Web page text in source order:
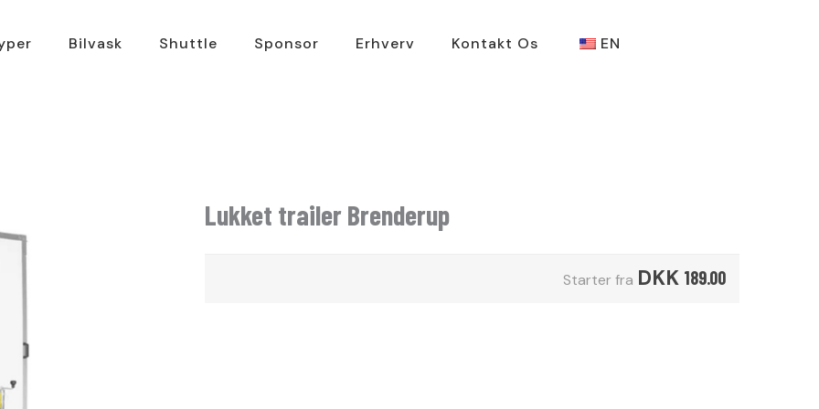
Bilvask Shuttle Sponsor Erhverv Kontakt Os EN
Lukket trailer Brenderup
Starter fra DKK 189.00